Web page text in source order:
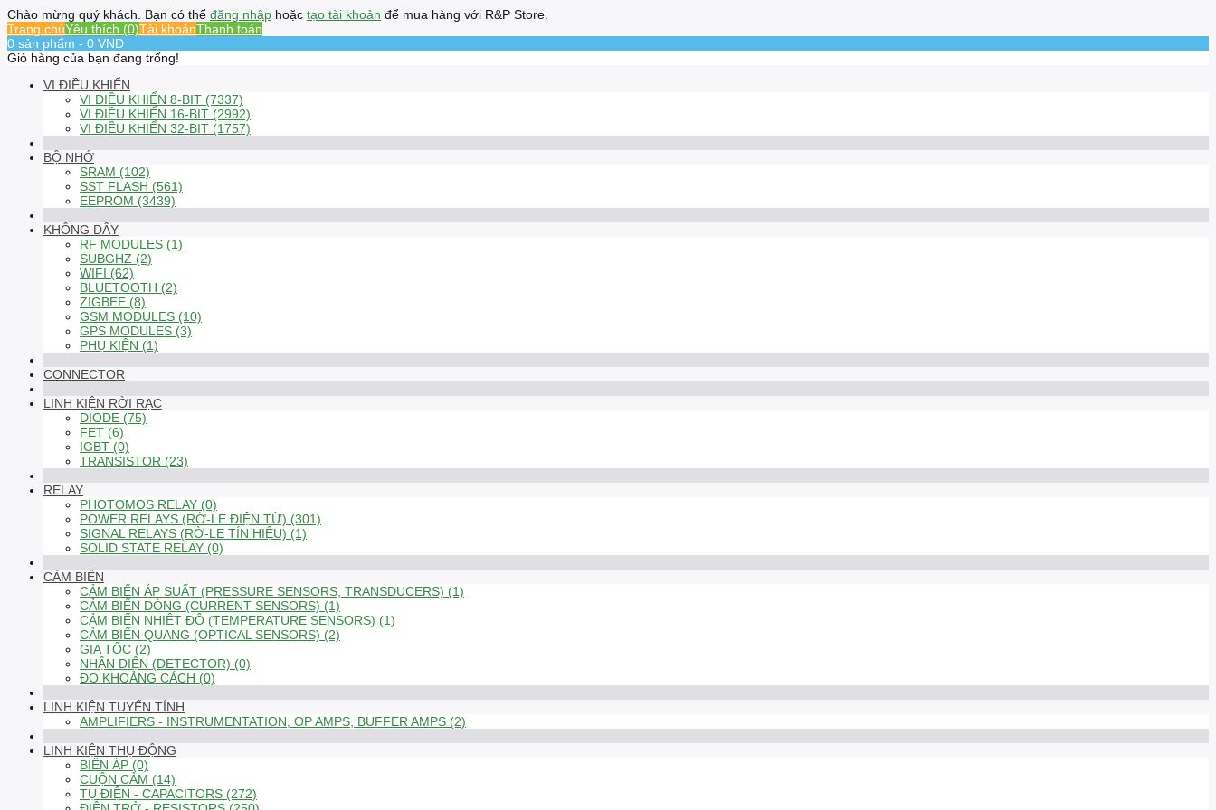
Chào mừng quý khách. Bạn có thể đăng nhập hoặc tạo tài khoản để mua hàng với R&P Store.
Trang chủYêu thích (0)Tài khoảnThanh toán
0 sản phẩm - 0 VND
Giỏ hàng của bạn đang trống!
VI ĐIỀU KHIỂN
VI ĐIỀU KHIỂN 8-BIT (7337)
VI ĐIỀU KHIỂN 16-BIT (2992)
VI ĐIỀU KHIỂN 32-BIT (1757)
BỘ NHỚ
SRAM (102)
SST FLASH (561)
EEPROM (3439)
KHÔNG DÂY
RF MODULES (1)
SUBGHZ (2)
WIFI (62)
BLUETOOTH (2)
ZIGBEE (8)
GSM MODULES (10)
GPS MODULES (3)
PHỤ KIỆN (1)
CONNECTOR
LINH KIỆN RỜI RẠC
DIODE (75)
FET (6)
IGBT (0)
TRANSISTOR (23)
RELAY
PHOTOMOS RELAY (0)
POWER RELAYS (RỜ-LE ĐIỆN TỪ) (301)
SIGNAL RELAYS (RỜ-LE TÍN HIỆU) (1)
SOLID STATE RELAY (0)
CẢM BIẾN
CẢM BIẾN ÁP SUẤT (PRESSURE SENSORS, TRANSDUCERS) (1)
CẢM BIẾN DÒNG (CURRENT SENSORS) (1)
CẢM BIẾN NHIỆT ĐỘ (TEMPERATURE SENSORS) (1)
CẢM BIẾN QUANG (OPTICAL SENSORS) (2)
GIA TỐC (2)
NHẬN DIỆN (DETECTOR) (0)
ĐO KHOẢNG CÁCH (0)
LINH KIỆN TUYẾN TÍNH
AMPLIFIERS - INSTRUMENTATION, OP AMPS, BUFFER AMPS (2)
LINH KIỆN THỤ ĐỘNG
BIẾN ÁP (0)
CUỘN CẢM (14)
TỤ ĐIỆN - CAPACITORS (272)